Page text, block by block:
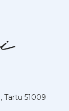
Tartu 51009